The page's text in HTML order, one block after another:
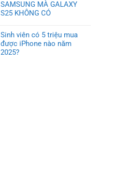
SAMSUNG MÀ GALAXY
S25 KHÔNG CÓ
Sinh viên có 5 triệu mua
được iPhone nào năm
2025?